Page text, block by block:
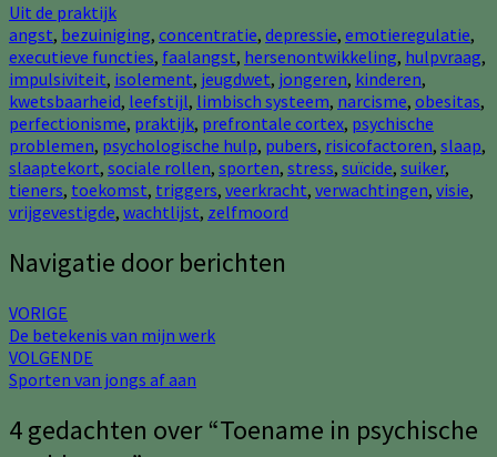
Uit de praktijk
angst, bezuiniging, concentratie, depressie, emotieregulatie,
executieve functies, faalangst, hersenontwikkeling, hulpvraag,
impulsiviteit, isolement, jeugdwet, jongeren, kinderen,
kwetsbaarheid, leefstijl, limbisch systeem, narcisme, obesitas,
perfectionisme, praktijk, prefrontale cortex, psychische
problemen, psychologische hulp, pubers, risicofactoren, slaap,
slaaptekort, sociale rollen, sporten, stress, suïcide, suiker,
tieners, toekomst, triggers, veerkracht, verwachtingen, visie,
vrijgevestigde, wachtlijst, zelfmoord
Navigatie door berichten
VORIGE
De betekenis van mijn werk
VOLGENDE
Sporten van jongs af aan
4 gedachten over “Toename in psychische